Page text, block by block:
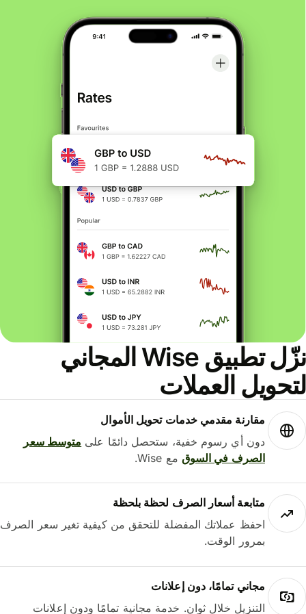
نزّل تطبيق Wise المجاني
العملات
مقارنة مقدمي خدمات تحويل الأموال
دون أي رسوم خفية، ستحصل دائمًا علىمتوسط ​​سعر
الصرف في السوقمع Wise.
متابعة أسعار الصرف لحظة بلحظة
احفظ عملاتك المفضلة للتحقق من كيفية تغير سعر الصرف
بمرور الوقت.
مجاني تمامًا، دون إعلانات
التنزيل خلال ثوانٍ. خدمة مجانية تمامًا ودون إعلانات